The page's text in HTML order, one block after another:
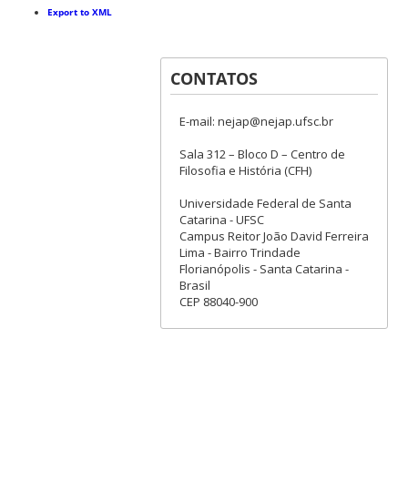
Export to XML
CONTATOS
E-mail: nejap@nejap.ufsc.br
Sala 312 – Bloco D – Centro de
Filosofia e História (CFH)
Universidade Federal de Santa
Catarina - UFSC
Campus Reitor João David Ferreira
Lima - Bairro Trindade
Florianópolis - Santa Catarina -
Brasil
CEP 88040-900